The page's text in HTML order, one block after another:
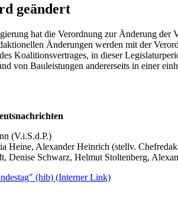
geändert
hat die Verordnung zur Änderung der
Änderungen werden mit der
Koalitionsvertrages, in dieser
von Bauleistungen andererseits in einer
(V.i.S.d.P.)
Heine, Alexander Heinrich (stellv.
Denise Schwarz, Helmut Stoltenberg,
(hib) (Interner Link)